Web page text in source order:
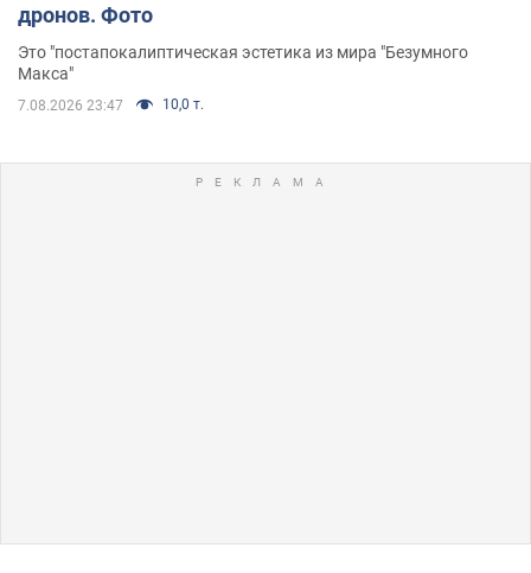
дронов. Фото
Это "постапокалиптическая эстетика из мира "Безумного
Макса"
7.08.2026 23:47 10,0 т.